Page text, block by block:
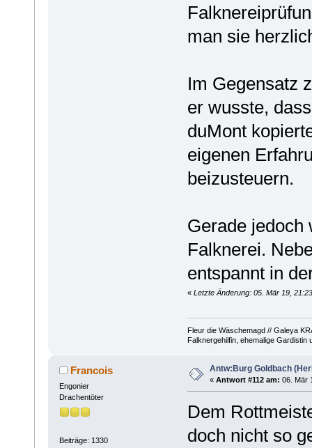
man sie
Im Gegensatz
er wusste,
duMont
eigenen
beizusteuern.
Gerade jedoch
Falknerei.
entspannt in
« Letzte Änderung: 05. Mär 19,
Fleur die Wäschemagd // Galeya
Falknergehilfin, ehemalige
Francois
Engonier
Drachentöter
Beiträge: 1330
Antw:Burg Goldbach
« Antwort #112 am: 06. Mär
Dem
doch nicht so